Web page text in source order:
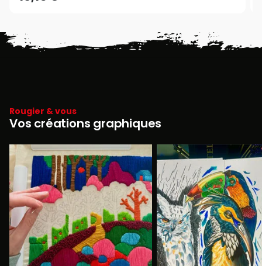
Rougier & vous
Vos créations graphiques